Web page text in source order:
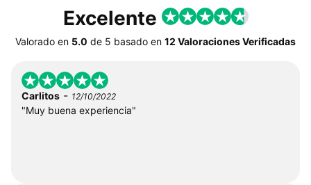
Excelente
Valorado en 5.0 de 5 basado en 12 Valoraciones Verificadas
Carlitos - 12/10/2022
"Muy buena experiencia"